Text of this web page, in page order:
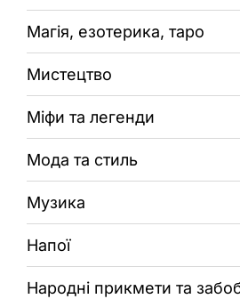
Магія, езотерика, таро
Мистецтво
Міфи та легенди
Мода та стиль
Музика
Напої
Народні прикмети та